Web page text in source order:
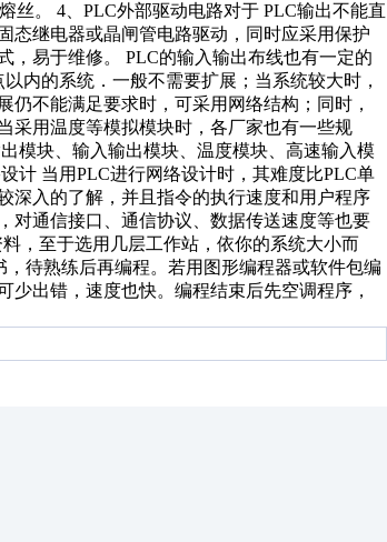
。 4、PLC外部驱动电路对于 PLC输出不能直
态继电器或晶闸管电路驱动，同时应采用保护
，易于维修。 PLC的输入输出布线也有一定的
内的系统．一般不需要扩展；当系统较大时，
不能满足要求时，可采用网络结构；同时，
采用温度等模拟模块时，各厂家也有一些规
模块、输入输出模块、温度模块、高速输入模
计 当用PLC进行网络设计时，其难度比PLC单
深入的了解，并且指令的执行速度和用户程序
对通信接口、通信协议、数据传送速度等也要
，至于选用几层工作站，依你的系统大小而
待熟练后再编程。若用图形编程器或软件包编
出错，速度也快。编程结束后先空调程序，